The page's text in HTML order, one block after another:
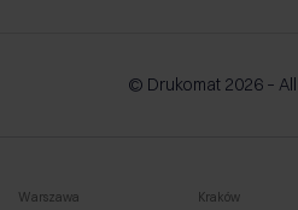
© Drukomat 2026 –
Warszawa Kraków